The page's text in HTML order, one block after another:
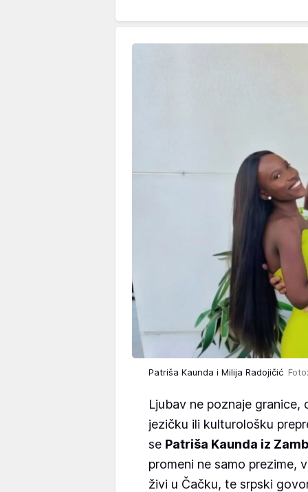
Patriša Kaunda i Milija Radojičić
Ljubav ne poznaje granice,
jezičku ili kulturološku
se Patriša Kaunda iz
promeni ne samo prezime,
živi u Čačku, te srpski